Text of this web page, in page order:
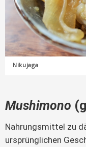
Nikujaga
Mushimono
Nahrungsmittel zu
ursprünglichen